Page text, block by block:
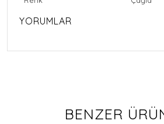
YORUMLAR
BENZER